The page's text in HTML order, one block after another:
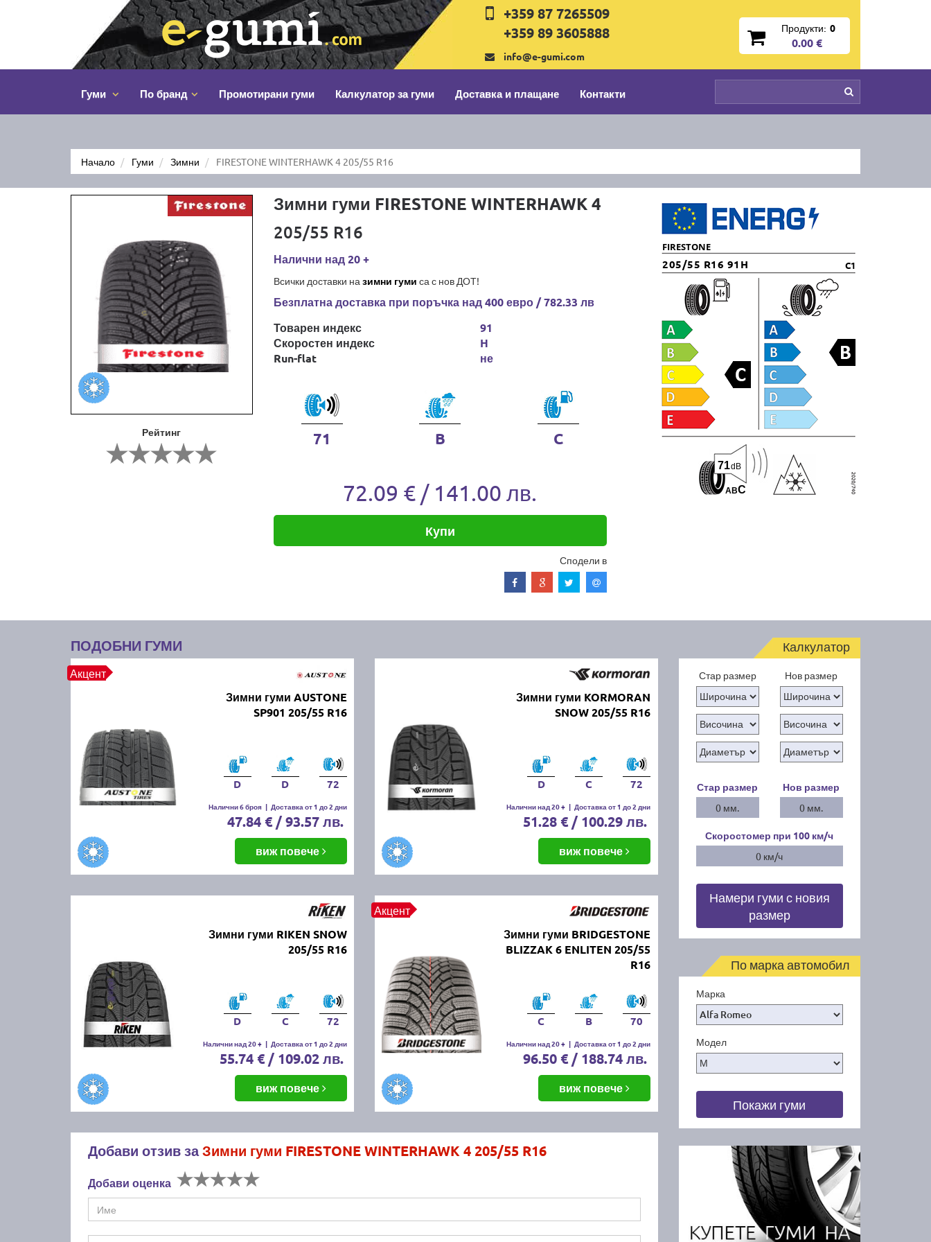
+359 87 7265509
+359 89 3605888
info@e-gumi.com
Продукти: 0
0.00 €
Гуми По бранд Промотирани гуми Калкулатор за гуми Доставка и плащане Контакти
Начало Гуми Зимни FIRESTONE WINTERHAWK 4 205/55 R16
Рейтинг
Зимни гуми FIRESTONE WINTERHAWK 4
205/55 R16
Налични над 20 +
Всички доставки на зимни гуми са с нов ДОТ!
Безплатна доставка при поръчка над 400 евро / 782.33 лв
Товарен индекс
Скоростен индекс
Run-flat
91
H
не
71 B C
72.09 € / 141.00 лв.
Купи
Сподели в
FIRESTONE
205/55 R16 91H C1
A BC
71dB
ПОДОБНИ ГУМИ
Акцент
Зимни гуми AUSTONE
SP901 205/55 R16
D D 72
Налични 6 броя | Доставка от 1 до 2 дни
47.84 € / 93.57 лв.
виж повече
Зимни гуми KORMORAN
SNOW 205/55 R16
D C 72
Налични над 20 + | Доставка от 1 до 2 дни
51.28 € / 100.29 лв.
виж повече
Зимни гуми RIKEN SNOW
205/55 R16
D C 72
Налични над 20 + | Доставка от 1 до 2 дни
55.74 € / 109.02 лв.
виж повече
Акцент
Зимни гуми BRIDGESTONE
BLIZZAK 6 ENLITEN 205/55
R16
C B 70
Налични над 20 + | Доставка от 1 до 2 дни
96.50 € / 188.74 лв.
виж повече
Добави отзив заЗимни гуми FIRESTONE WINTERHAWK 4 205/55 R16
Добави оценка
Калкулатор
Стар размер Нов размер
Стар размер
0 мм.
Нов размер
0 мм.
Скоростомер при 100 км/ч
0 км/ч
Намери гуми с новия
размер
По марка автомобил
Марка
Модел
Покажи гуми